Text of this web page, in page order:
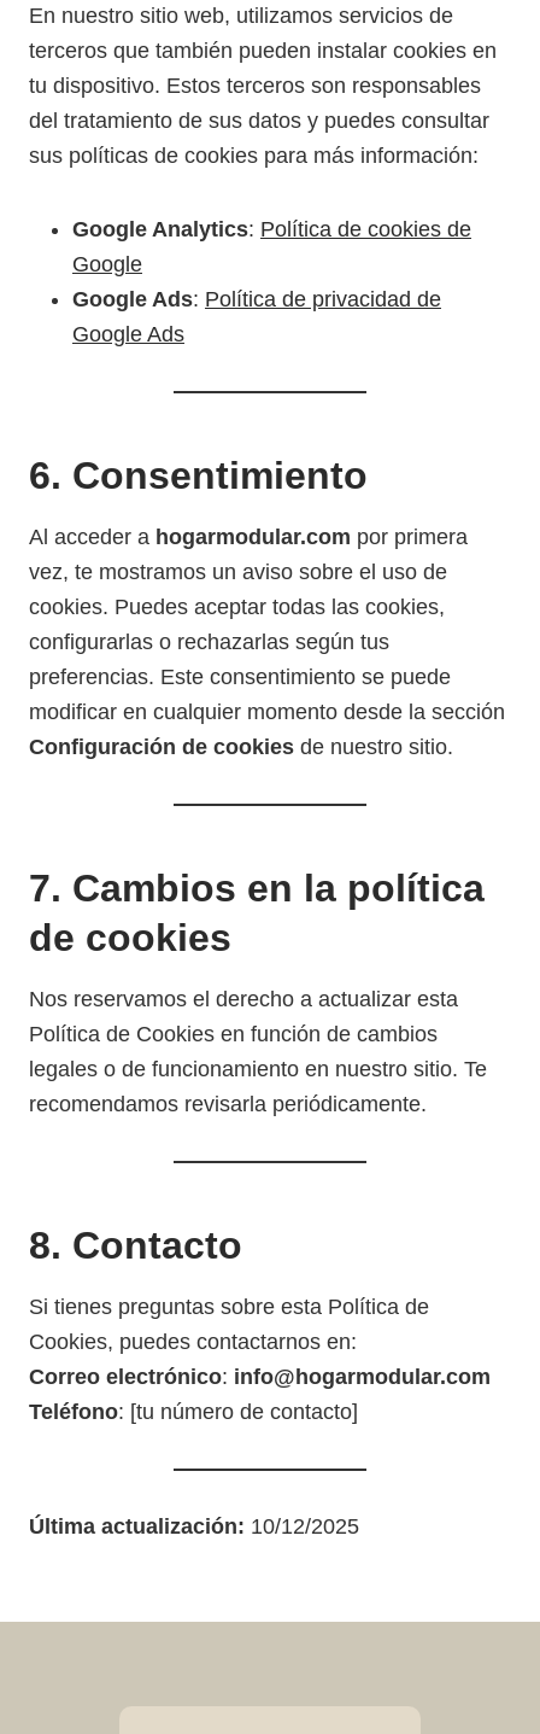
En nuestro sitio web, utilizamos servicios de
terceros que también pueden instalar cookies en
tu dispositivo. Estos terceros son responsables
del tratamiento de sus datos y puedes consultar
sus políticas de cookies para más información:
Google Analytics: Política de cookies de
Google
Google Ads: Política de privacidad de
Google Ads
6. Consentimiento
Al acceder a hogarmodular.com por primera
vez, te mostramos un aviso sobre el uso de
cookies. Puedes aceptar todas las cookies,
configurarlas o rechazarlas según tus
preferencias. Este consentimiento se puede
modificar en cualquier momento desde la sección
Configuración de cookies de nuestro sitio.
7. Cambios en la política
de cookies
Nos reservamos el derecho a actualizar esta
Política de Cookies en función de cambios
legales o de funcionamiento en nuestro sitio. Te
recomendamos revisarla periódicamente.
8. Contacto
Si tienes preguntas sobre esta Política de
Cookies, puedes contactarnos en:
Correo electrónico: info@hogarmodular.com
Teléfono: [tu número de contacto]
Última actualización: 10/12/2025